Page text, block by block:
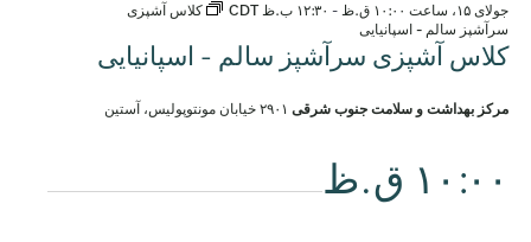
کلاس آشپزی سرآشپز سالم - اسپانیایی
جولای ۱۵، ساعت ۱۰:۰۰ ق.ظ - ۱۲:۳۰ ب.ظ CDT
کلاس آشپزی
سرآشپز سالم - اسپانیایی
مرکز بهداشت و سلامت جنوب شرقی ۲۹۰۱ خیابان مونتوپولیس، آستین
۱۰:۰۰ ق.ظ